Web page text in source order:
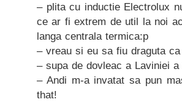
– plita cu inductie Electrolux
ce ar fi extrem de util la noi
langa centrala termica:p
– vreau si eu sa fiu draguta
– supa de dovleac a Laviniei
– Andi m-a invatat sa pun
that!